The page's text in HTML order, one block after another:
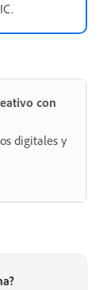
con
digitales y